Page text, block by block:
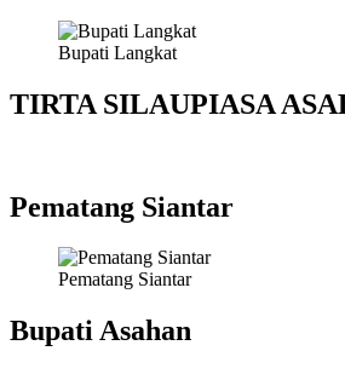
Bupati Langkat
TIRTA SILAUPIASA
Pematang Siantar
Pematang Siantar
Bupati Asahan